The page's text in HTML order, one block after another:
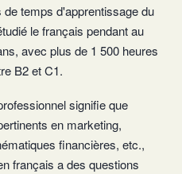
temps d'apprentissage du
le français pendant au
avec plus de 1 500 heures
B2 et C1.
signifie que
en marketing,
financières, etc.,
français a des questions